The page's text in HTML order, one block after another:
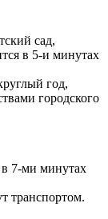
сад,
в 5-и минутах
год,
городского
в 7-ми минутах
транспортом.